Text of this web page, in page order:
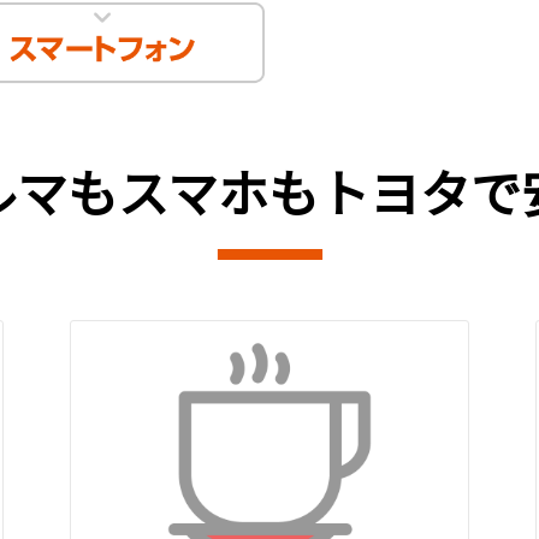
マもスマホもトヨタで